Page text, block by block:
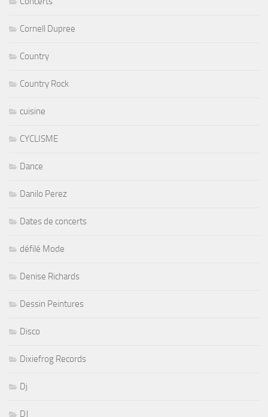
Cornell Dupree
Country
Country Rock
cuisine
CYCLISME
Dance
Danilo Perez
Dates de concerts
défilé Mode
Denise Richards
Dessin Peintures
Disco
Dixiefrog Records
Dj
DJ